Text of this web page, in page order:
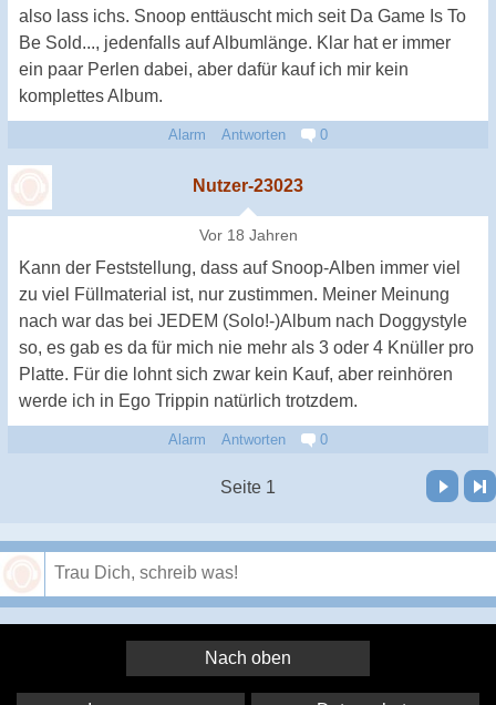
also lass ichs. Snoop enttäuscht mich seit Da Game Is To
Be Sold..., jedenfalls auf Albumlänge. Klar hat er immer
ein paar Perlen dabei, aber dafür kauf ich mir kein
komplettes Album.
Alarm Antworten 0
Nutzer-23023
Vor 18 Jahren
Kann der Feststellung, dass auf Snoop-Alben immer viel
zu viel Füllmaterial ist, nur zustimmen. Meiner Meinung
nach war das bei JEDEM (Solo!-)Album nach Doggystyle
so, es gab es da für mich nie mehr als 3 oder 4 Knüller pro
Platte. Für die lohnt sich zwar kein Kauf, aber reinhören
werde ich in Ego Trippin natürlich trotzdem.
Alarm Antworten 0
Seite 1
Vor Letzte Seite
Nach oben